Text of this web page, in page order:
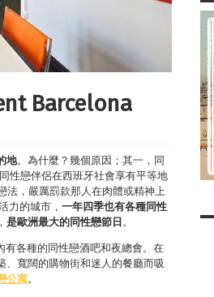
Barcelona
地。為什麼？幾個原因；其一，同
性戀伴侶在西班牙社會享有平等地
法，嚴厲罰款那人在肉體或精神上
力的城市， 一年四季也有各種同性
是歐洲最大的同性戀節日 。
有各種的同性戀酒吧和夜總會。在
、寬闊的購物街和迷人的餐廳而吸
公寓。